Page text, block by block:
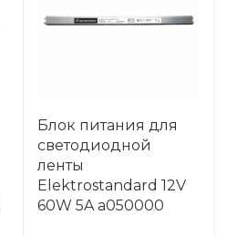
Блок питания для
светодиодной
ленты
Elektrostandard 12V
60W 5A a050000